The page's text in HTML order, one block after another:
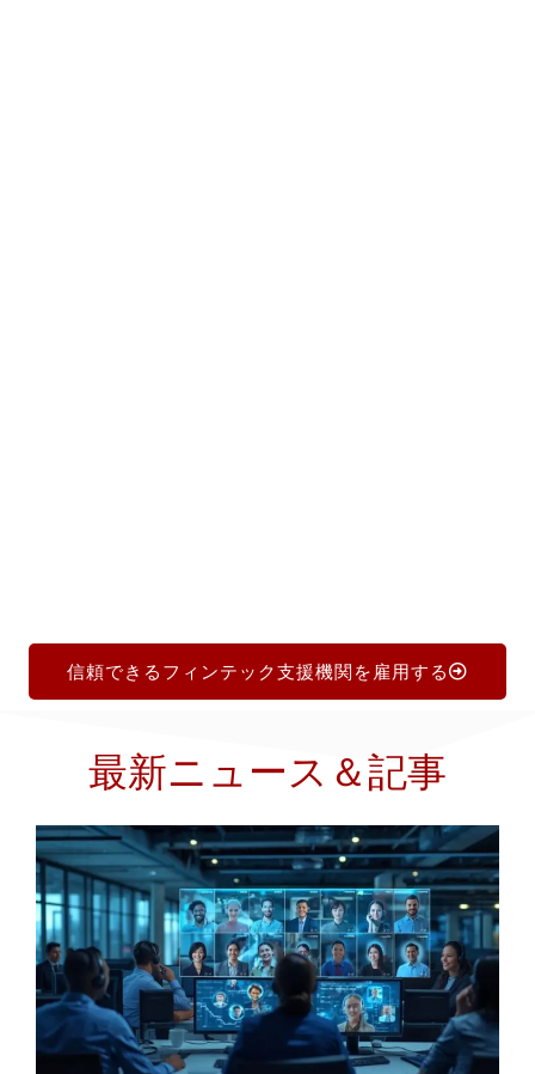
信頼できるフィンテック支援機関を雇用する
最新ニュース＆記事